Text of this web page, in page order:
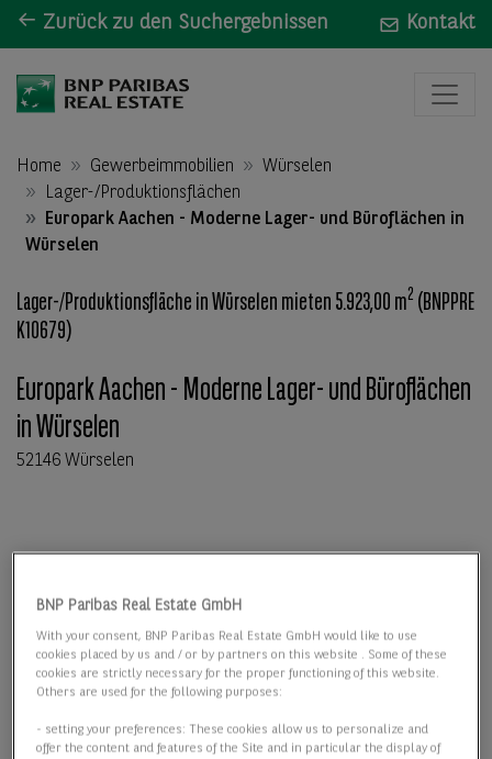
Zurück zu den Suchergebnissen Kontakt
Home Gewerbeimmobilien
Würselen
Lager-/Produktionsflächen
Europark Aachen - Moderne Lager- und Büroflächen in
Würselen
Lager-/Produktionsfläche in Würselen mieten 5.923,00 m2 (BNPPRE
K10679)
Europark Aachen - Moderne Lager- und Büroflächen
in Würselen
52146 Würselen
BNP Paribas Real Estate GmbH
With your consent, BNP Paribas Real Estate GmbH would like to use
cookies placed by us and / or by partners on this website . Some of these
cookies are strictly necessary for the proper functioning of this website.
Others are used for the following purposes:
- setting your preferences: These cookies allow us to personalize and
offer the content and features of the Site and in particular the display of